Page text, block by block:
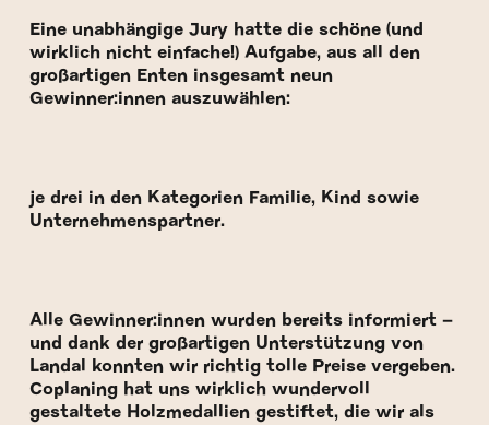
Eine unabhängige Jury hatte die schöne (und
wirklich nicht einfache!) Aufgabe, aus all den
großartigen Enten insgesamt neun
Gewinner:innen auszuwählen:
je drei in den Kategorien Familie, Kind sowie
Unternehmenspartner.
Alle Gewinner:innen wurden bereits informiert –
und dank der großartigen Unterstützung von
Landal konnten wir richtig tolle Preise vergeben.
Coplaning hat uns wirklich wundervoll
gestaltete Holzmedallien gestiftet, die wir als